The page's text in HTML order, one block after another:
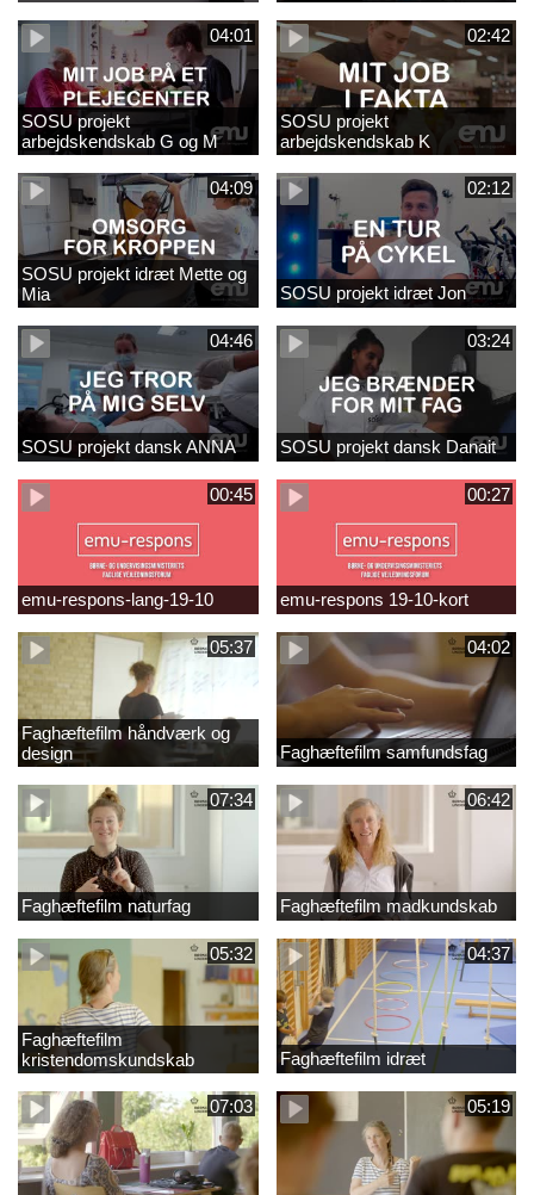
04:01
SOSU projekt
arbejdskendskab G og M
02:42
SOSU projekt
arbejdskendskab K
04:09
SOSU projekt idræt Mette og
Mia
02:12
SOSU projekt idræt Jon
04:46
SOSU projekt dansk ANNA
03:24
SOSU projekt dansk Danait
00:45
emu-respons-lang-19-10
00:27
emu-respons 19-10-kort
05:37
Faghæftefilm håndværk og
design
04:02
Faghæftefilm samfundsfag
07:34
Faghæftefilm naturfag
06:42
Faghæftefilm madkundskab
05:32
Faghæftefilm
kristendomskundskab
04:37
Faghæftefilm idræt
07:03 05:19